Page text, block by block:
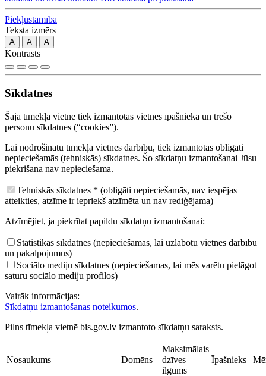
Piekļūstamība
Teksta izmērs
A A A
Kontrasts
Sīkdatnes
Šajā tīmekļa vietnē tiek izmantotas vietnes īpašnieka un trešo
personu sīkdatnes (“cookies”).
Lai nodrošinātu tīmekļa vietnes darbību, tiek izmantotas obligāti
nepieciešamās (tehniskās) sīkdatnes. Šo sīkdatņu izmantošanai Jūsu
piekrišana nav nepieciešama.
Tehniskās sīkdatnes * (obligāti nepieciešamās, nav iespējas
atteikties, atzīme ir iepriekš atzīmēta un nav rediģējama)
Atzīmējiet, ja piekrītat papildu sīkdatņu izmantošanai:
Statistikas sīkdatnes (nepieciešamas, lai uzlabotu vietnes darbību
un pakalpojumus)
Sociālo mediju sīkdatnes (nepieciešamas, lai mēs varētu pielāgot
saturu sociālo mediju profilos)
Vairāk informācijas:
Sīkdatņu izmantošanas noteikumos.
Pilns tīmekļa vietnē bis.gov.lv izmantoto sīkdatņu saraksts.
Nosaukums Domēns
Maksimālais
dzīves
ilgums
Īpašnieks